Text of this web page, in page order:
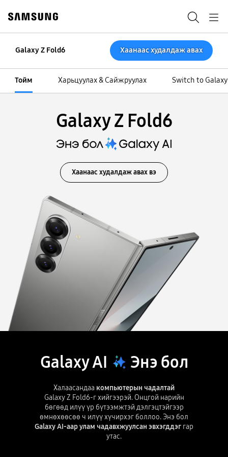
content
Galaxy Z Fold6 Хаанаас худалдаж авах
Тойм Харьцуулах & Сайжруулах Switch to Galaxy
Galaxy Z Fold6
Хаанаас худалдаж авах вэ
Galaxy AI Энэ бол
Халаасандаа компьютерын чадалтай
Galaxy Z Fold6-г хийгээрэй. Онцгой нарийн
бөгөөд илүү үр бүтээмжтэй дэлгэцтэйгээр
өмнөхөөсөө ч илүү хүчирхэг боллоо. Энэ бол
Galaxy AI-аар улам чадавхжуулсан эвхэгддэг гар
утас.